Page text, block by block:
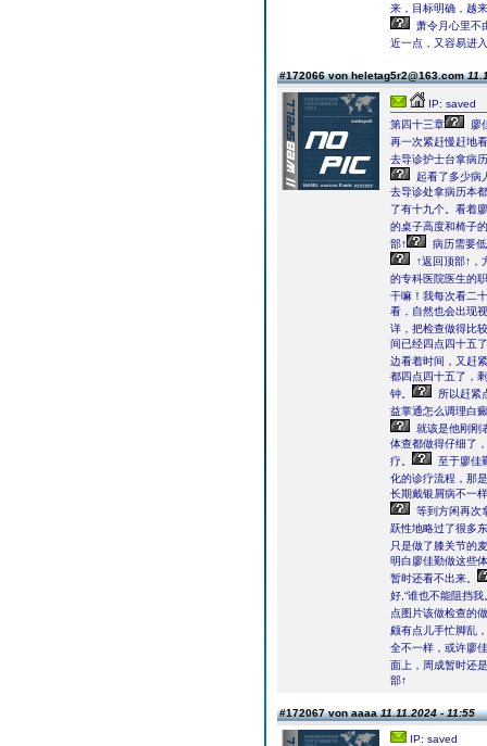
来，目标明确，越
萧令月心里不
近一点，又容易进
#172066 von heletag5r2@163.com
IP: saved
第四十三章
廖
再一次紧赶慢赶地
去导诊护士台拿病
起看了多少病
去导诊处拿病历本
了有十九个。看着
的桌子高度和椅子
部↑
病历需要
↑返回顶部↑，
的专科医院医生的
干嘛！我每次看二
看，自然也会出现
详，把检查做得比
间已经四点四十五
边看着时间，又赶
都四点四十五了，
钟。
所以赶紧
益掌通怎么调理白
就该是他刚刚
体查都做得仔细了
疗。
至于廖佳
化的诊疗流程，那
长期戴银屑病不一
等到方闲再次
跃性地略过了很多
只是做了膝关节的
明白廖佳勤做这些
暂时还看不出来。
好,“谁也不能阻挡我
点图片该做检查的
颇有点儿手忙脚乱
全不一样，或许廖
面上，周成暂时还
部↑
#172067 von aaaa11.11.2024 - 11:55
IP: saved